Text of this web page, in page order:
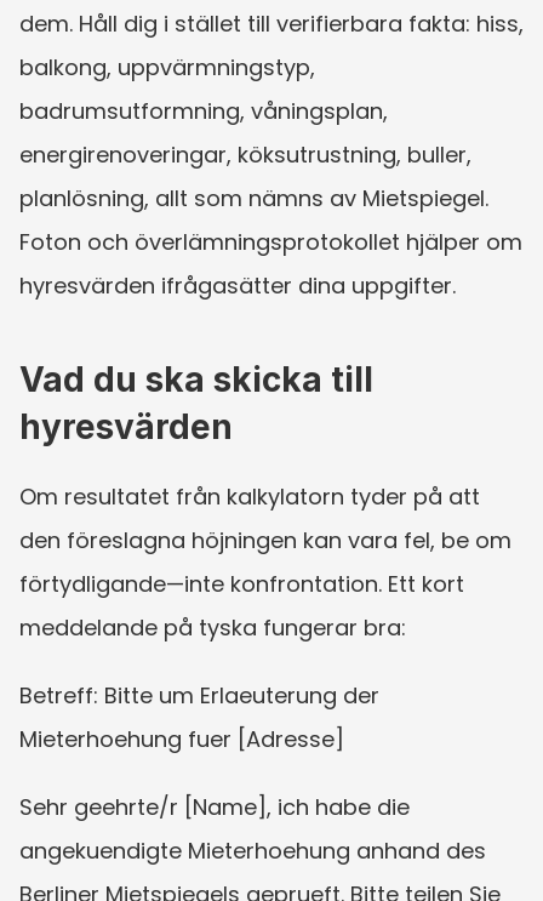
dem. Håll dig i stället till verifierbara fakta: hiss,
balkong, uppvärmningstyp,
badrumsutformning, våningsplan,
energirenoveringar, köksutrustning, buller,
planlösning, allt som nämns av Mietspiegel.
Foton och överlämningsprotokollet hjälper om
hyresvärden ifrågasätter dina uppgifter.
Vad du ska skicka till
hyresvärden
Om resultatet från kalkylatorn tyder på att
den föreslagna höjningen kan vara fel, be om
förtydligande—inte konfrontation. Ett kort
meddelande på tyska fungerar bra:
Betreff: Bitte um Erlaeuterung der
Mieterhoehung fuer [Adresse]
Sehr geehrte/r [Name], ich habe die
angekuendigte Mieterhoehung anhand des
Berliner Mietspiegels geprueft. Bitte teilen Sie